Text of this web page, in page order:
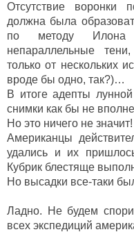
Отсутствие воронки
должна была
по методу Илона
непараллельные
только от нескольких
вроде бы одно, так?)…
В итоге адепты
снимки как бы не
Но это ничего не значит!
Американцы
удались и их
Кубрик блестяще
Но высадки все-таки
Ладно. Не будем
всех экспедиций